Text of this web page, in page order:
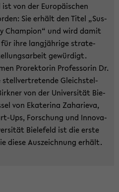
von der Eu­ro­päi­schen
Sie er­hält den Titel „Sus­
Cham­pion“ und wird damit
für ihre lang­jäh­ri­ge stra­te­
ge­wür­digt.
Pro­rek­to­rin Pro­fes­so­rin Dr.
stell­ver­tre­ten­de Gleich­stel­
von der Uni­ver­si­tät Bie­
von Eka­te­ri­na Za­ha­rie­va,
​Ups, For­schung und In­no­va­
Bie­le­feld ist die erste
diese Aus­zeich­nung er­hält.